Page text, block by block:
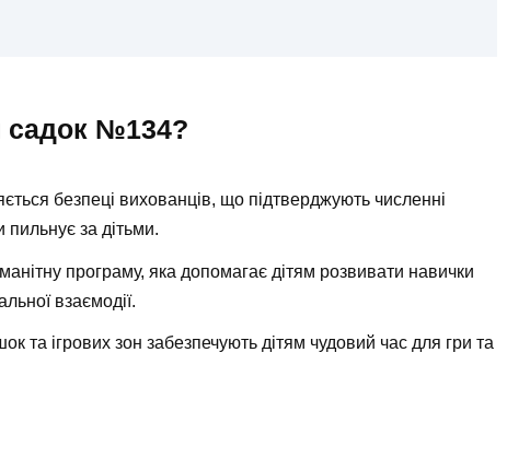
садок №134?
безпеці вихованців, що підтверджують численні
пильнує за дітьми.
програму, яка допомагає дітям розвивати навички
взаємодії.
та ігрових зон забезпечують дітям чудовий час для гри та